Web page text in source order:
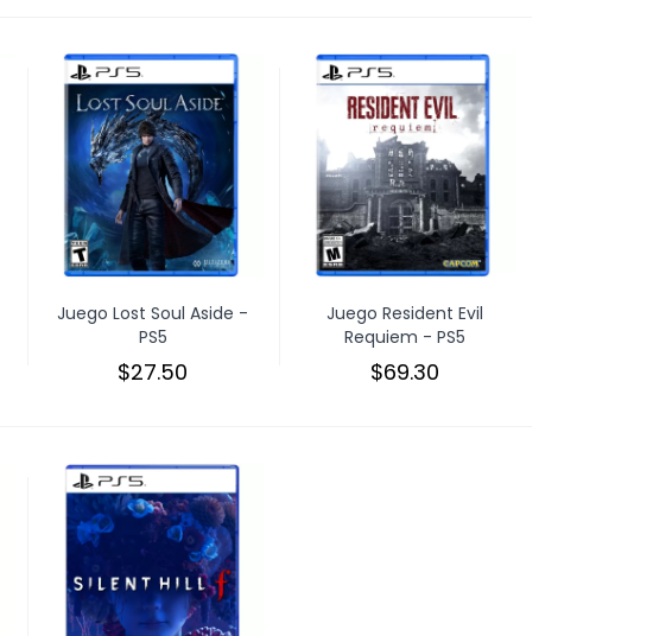
Juego Lost Soul Aside -
PS5
$27.50
Juego Resident Evil
Requiem - PS5
$69.30